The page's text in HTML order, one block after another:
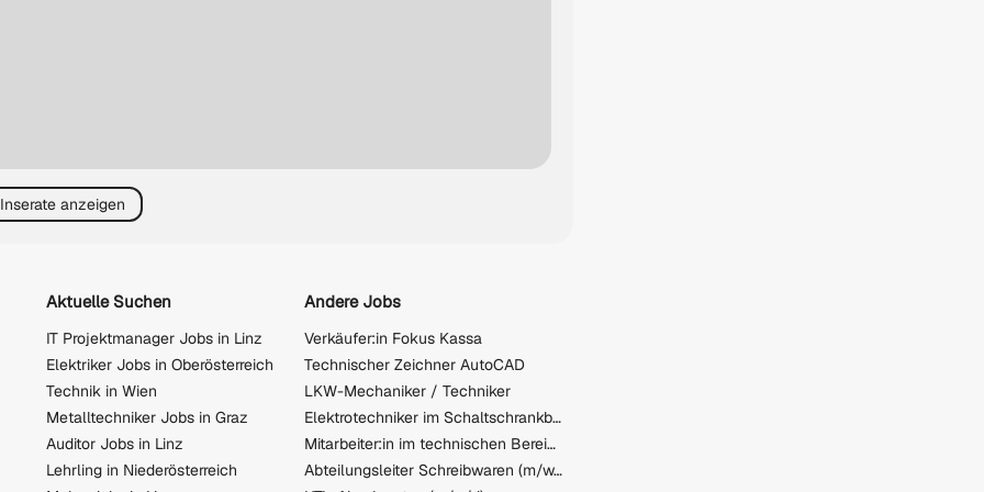
anzeigen
Aktuelle Suchen
IT Projektmanager Jobs in Linz
Elektriker Jobs in Oberösterreich
Technik in Wien
Metalltechniker Jobs in Graz
Auditor Jobs in Linz
Lehrling in Niederösterreich
Andere Jobs
Verkäufer:in Fokus Kassa
Technischer Zeichner AutoCAD
LKW-Mechaniker / Techniker
Elektrotechniker im Schaltschrankbau
Mitarbeiter:in im technischen Bereich (m/w/d) in Direktanstellung
Abteilungsleiter Schreibwaren (m/w/d)